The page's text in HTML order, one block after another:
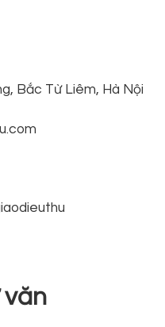
Bắc Từ Liêm, Hà Nội
văn